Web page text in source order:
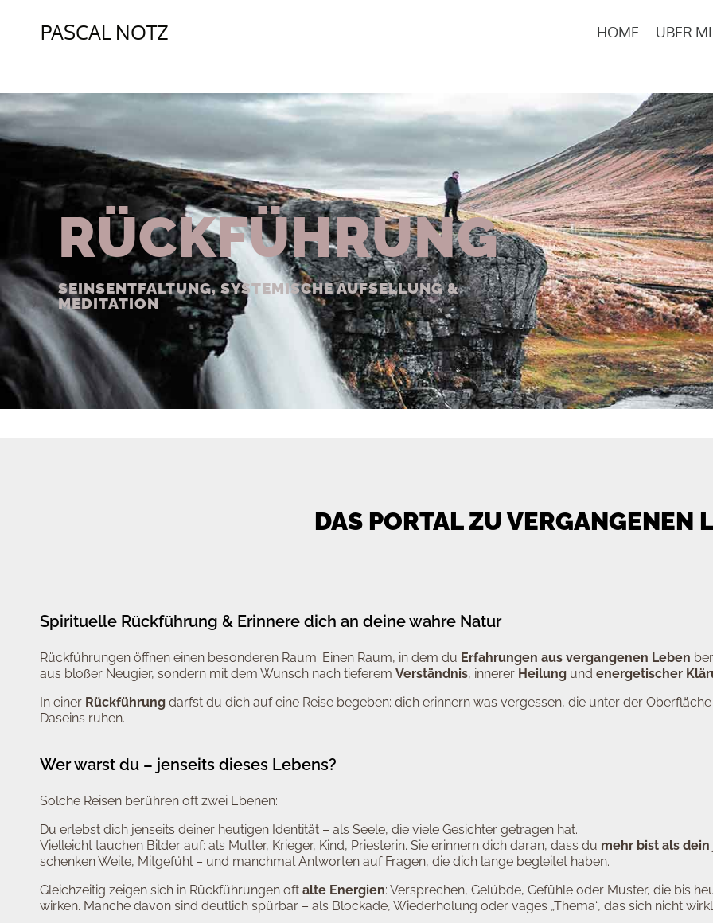
PASCAL NOTZ HOME ÜBER
RÜCKFÜHRUNG
SEINSENTFALTUNG, SYSTEMISCHE AUFSELLUNG &
MEDITATION
DAS PORTAL ZU VERGANGENEN
Spirituelle Rückführung & Erinnere dich an deine wahre Natur
Rückführungen öffnen einen besonderen Raum: Einen Raum, in dem du Erfahrungen aus vergangenen Leben
aus bloßer Neugier, sondern mit dem Wunsch nach tieferem Verständnis, innerer Heilung und energetischer
In einer Rückführung darfst du dich auf eine Reise begeben: dich erinnern was vergessen, die unter der
Daseins ruhen.
Wer warst du – jenseits dieses Lebens?
Solche Reisen berühren oft zwei Ebenen:
Du erlebst dich jenseits deiner heutigen Identität – als Seele, die viele Gesichter getragen hat.
Vielleicht tauchen Bilder auf: als Mutter, Krieger, Kind, Priesterin. Sie erinnern dich daran, dass du mehr bist als
schenken Weite, Mitgefühl – und manchmal Antworten auf Fragen, die dich lange begleitet haben.
Gleichzeitig zeigen sich in Rückführungen oft alte Energien: Versprechen, Gelübde, Gefühle oder Muster, die bis
wirken. Manche davon sind deutlich spürbar – als Blockade, Wiederholung oder vages „Thema“, das sich nicht